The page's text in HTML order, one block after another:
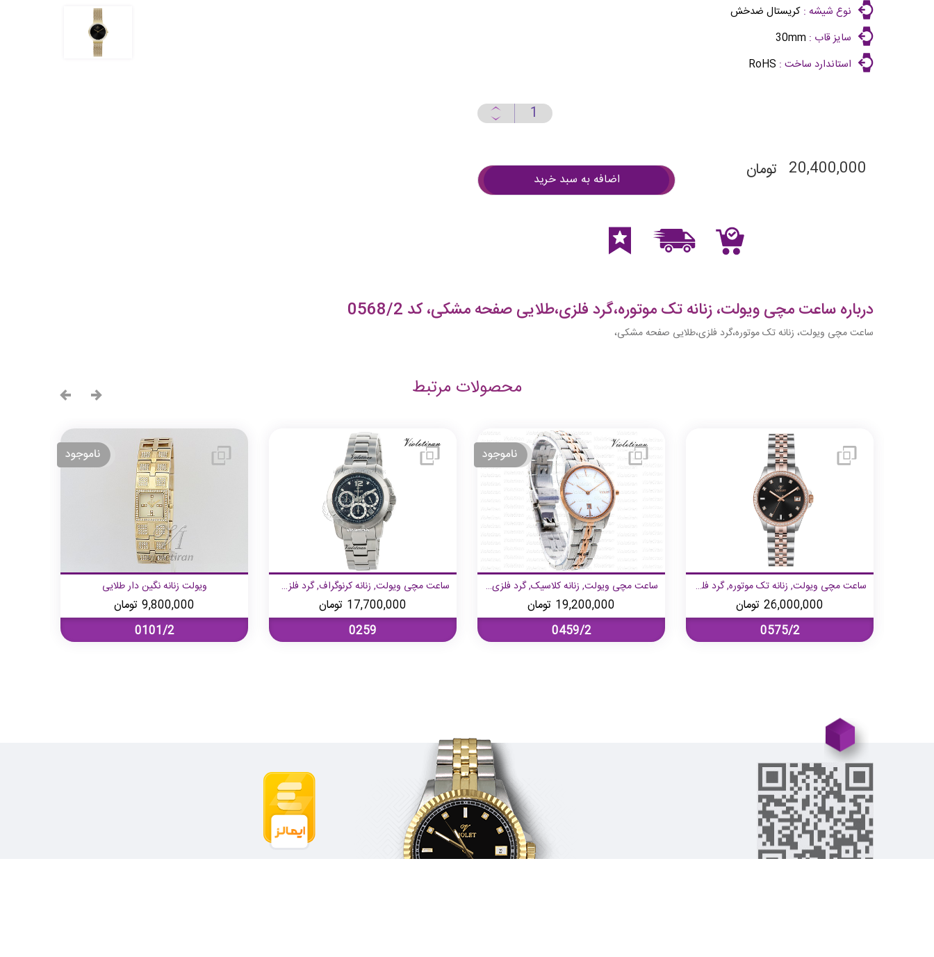
نوع شیشه : کریستال ضدخش
سایز قاب : 30mm
استاندارد ساخت : RoHS
20,400,000 تومان اضافه به سبد خرید
درباره ساعت مچی ویولت، زنانه تک موتوره،گرد فلزی،طلایی صفحه مشکی، کد 0568/2
ساعت مچی ویولت، زنانه تک موتوره،گرد فلزی،طلایی صفحه مشکی،
محصولات مرتبط
ویولت زنانه نگین دار طلایی
9,800,000 تومان
0101/2
ساعت مچی ویولت, زنانه کرنوگراف, گرد فلزی, استیل صفحه سرمه‌ای
17,700,000 تومان
0259
ساعت مچی ویولت, زنانه کلاسیک, گرد فلزی, دورنگ رزگلد صفحه سفید,
19,200,000 تومان
0459/2
ساعت مچی ویولت, زنانه تک موتوره, گرد فلزی, رزگلد صفحه مشکی
26,000,000 تومان
0575/2